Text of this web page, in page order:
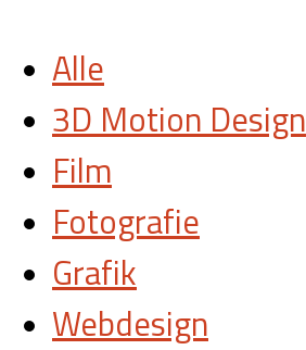
Alle
3D Motion Design
Film
Fotografie
Grafik
Webdesign